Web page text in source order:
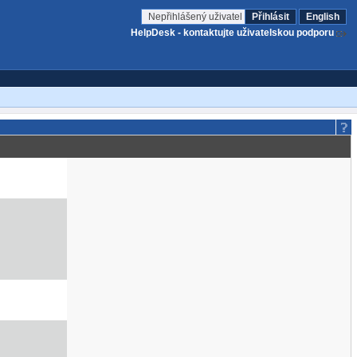
Nepřihlášený uživatel Přihlásit
English
HelpDesk - kontaktujte uživatelskou podporu